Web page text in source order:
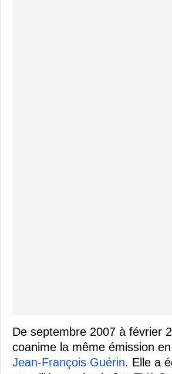
De septembre 2007 à février
coanime la même émission
Jean-François Guérin. Elle a